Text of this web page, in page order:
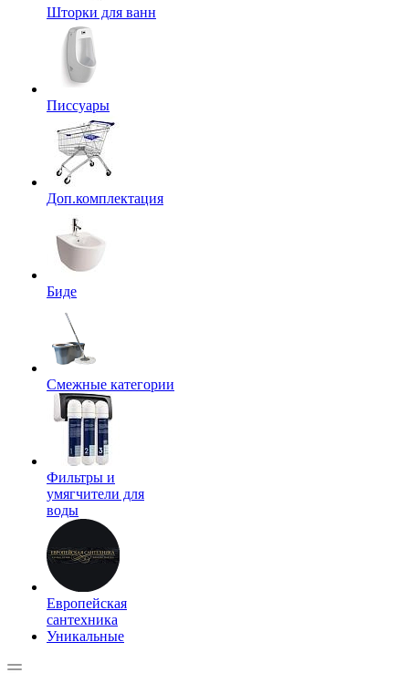
Шторки для ванн
Писсуары
Доп.комплектация
Биде
Смежные категории
Фильтры и
умягчители для
воды
Европейская
сантехника
Уникальные